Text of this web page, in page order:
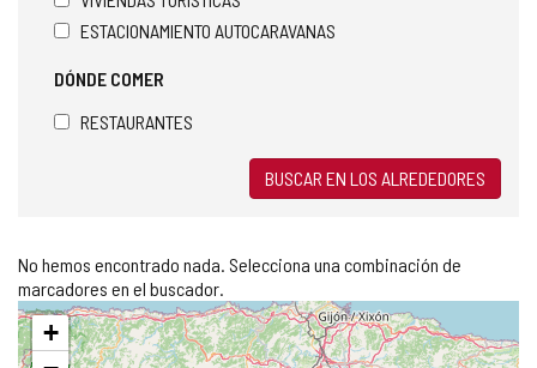
ESTACIONAMIENTO AUTOCARAVANAS
DÓNDE COMER
RESTAURANTES
BUSCAR EN LOS ALREDEDORES
No hemos encontrado nada. Selecciona una combinación de
marcadores en el buscador.
Saltar
mapa
+